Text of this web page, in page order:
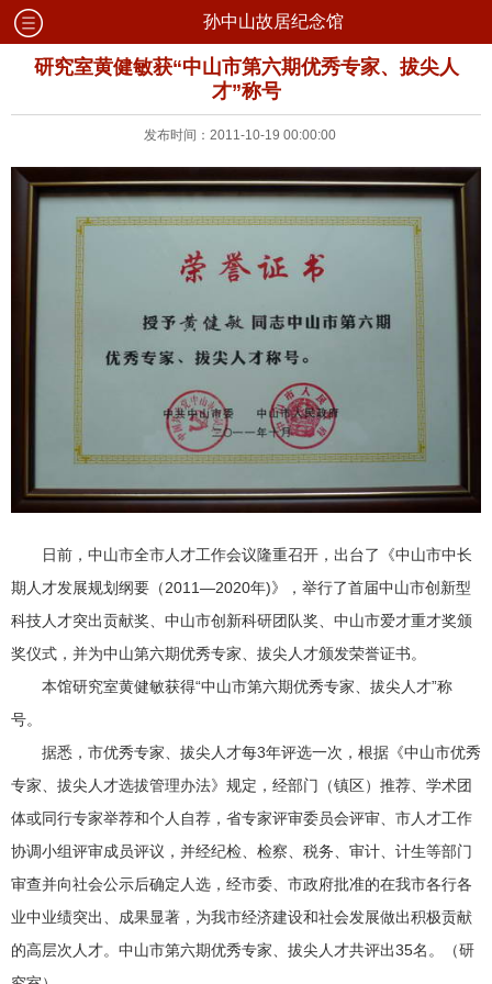
孙中山故居纪念馆
研究室黄健敏获“中山市第六期优秀专家、拔尖人
才”称号
发布时间：2011-10-19 00:00:00
日前，中山市全市人才工作会议隆重召开，出台了《中山市中长
期人才发展规划纲要（2011—2020年)》，举行了首届中山市创新型
科技人才突出贡献奖、中山市创新科研团队奖、中山市爱才重才奖颁
奖仪式，并为中山第六期优秀专家、拔尖人才颁发荣誉证书。
本馆研究室黄健敏获得“中山市第六期优秀专家、拔尖人才”称
号。
据悉，市优秀专家、拔尖人才每3年评选一次，根据《中山市优秀
专家、拔尖人才选拔管理办法》规定，经部门（镇区）推荐、学术团
体或同行专家举荐和个人自荐，省专家评审委员会评审、市人才工作
协调小组评审成员评议，并经纪检、检察、税务、审计、计生等部门
审查并向社会公示后确定人选，经市委、市政府批准的在我市各行各
业中业绩突出、成果显著，为我市经济建设和社会发展做出积极贡献
的高层次人才。中山市第六期优秀专家、拔尖人才共评出35名。（研